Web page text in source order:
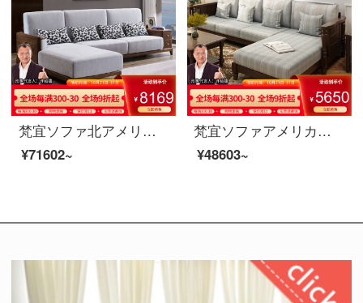
梵宜ソファ北アメリカ黒胡桃の木の実木ソファ1+2+3セットの布芸単双三人のソファーの大きさと部屋型のアメリカンソファが簡単にリビングの家具を予約します。8 W 10の三人の位+貴妃北米の黒胡桃の木
¥71602~
梵宜ソファアメリカの実木ソファ1+2+3セットのリビングルームの大きさと部屋の大きさを合わせた部屋型の貴妃の回転角度のソファーの単双三人のソファの家庭用リビングルームの逸品の家具521〓3人の位+貴妃（備考の貴妃の方向）胡桃色
¥48603~